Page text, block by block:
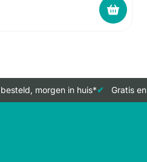
morgen in huis* Gratis